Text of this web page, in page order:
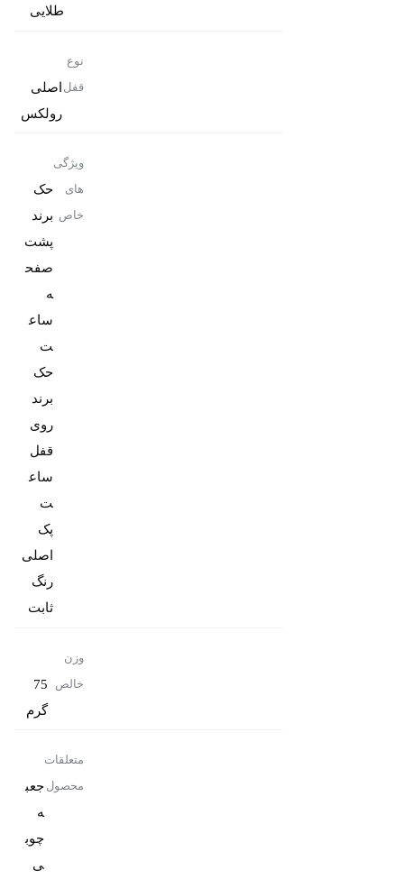
طلایی
نوع
قفل اصلی
رولکس
ویژگی
های
خاص
حک
برند
پشت
صفح
ه
ساع
حک
برند
روی
قفل
ساع
پک
رنگ
ثابت
وزن
خالص
75
گرم
متعلقات
محصول جعب
ه
چوب
ی